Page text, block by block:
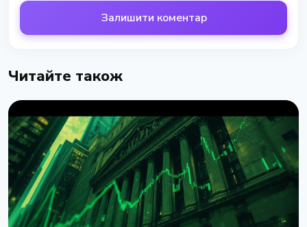
Залишити коментар
Читайте також